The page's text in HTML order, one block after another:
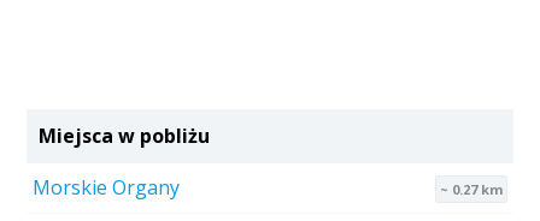
Miejsca w pobliżu
Morskie Organy
~ 0.27 km